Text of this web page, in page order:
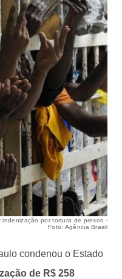
por tortura de presos -
Foto: Agência Brasil
condenou o Estado
de R$ 258